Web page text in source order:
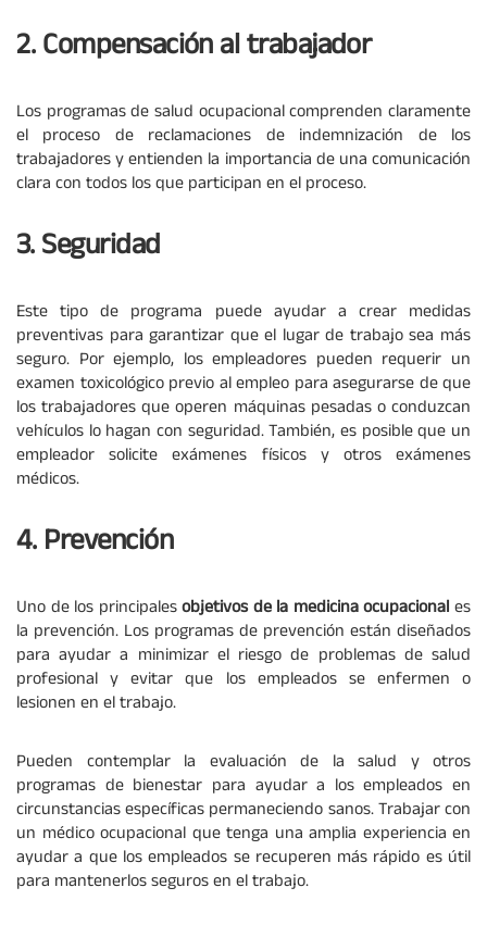
2. Compensación al trabajador
Los programas de salud ocupacional comprenden claramente
el proceso de reclamaciones de indemnización de los
trabajadores y entienden la importancia de una comunicación
clara con todos los que participan en el proceso.
3. Seguridad
Este tipo de programa puede ayudar a crear medidas
preventivas para garantizar que el lugar de trabajo sea más
seguro. Por ejemplo, los empleadores pueden requerir un
examen toxicológico previo al empleo para asegurarse de que
los trabajadores que operen máquinas pesadas o conduzcan
vehículos lo hagan con seguridad. También, es posible que un
empleador solicite exámenes físicos y otros exámenes
médicos.
4. Prevención
Uno de los principalesobjetivos de la medicina ocupacionales
la prevención. Los programas de prevención están diseñados
para ayudar a minimizar el riesgo de problemas de salud
profesional y evitar que los empleados se enfermen o
lesionen en el trabajo.
Pueden contemplar la evaluación de la salud y otros
programas de bienestar para ayudar a los empleados en
circunstancias específicas permaneciendo sanos. Trabajar con
un médico ocupacional que tenga una amplia experiencia en
ayudar a que los empleados se recuperen más rápido es útil
para mantenerlos seguros en el trabajo.